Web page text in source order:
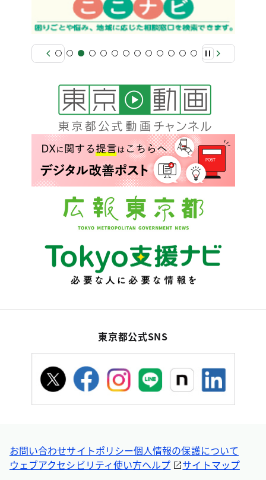
東京都公式SNS
お問い合わせサイトポリシー個人情報の保護について
ウェブアクセシビリティ使い方ヘルプ サイトマップ